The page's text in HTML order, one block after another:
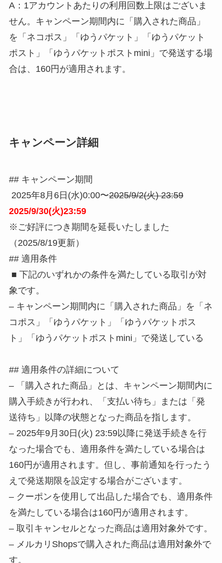
A：1アカウントあたりの利用回数上限はございま
せん。キャンペーン期間内に「購入された商品」
を「ネコポス」「ゆうパケット」「ゆうパケット
ポスト」「ゆうパケットポストmini」で発送する場
合は、160円が適用されます。
キャンペーン詳細
## キャンペーン期間
2025年8月6日(水)0:00〜2025/9/2(火) 23:59
2025/9/30(火)23:59
※ご好評につき期間を延長いたしました
（2025/8/19更新）
## 適用条件
■ 下記のいずれかの条件を満たしている取引が対
象です。
– キャンペーン期間内に「購入された商品」を「ネ
コポス」「ゆうパケット」「ゆうパケットポス
ト」「ゆうパケットポストmini」で発送している
## 適用条件の詳細について
– 「購入された商品」とは、キャンペーン期間内に
購入手続きが行われ、「支払い待ち」または「発
送待ち」以降の状態となった商品を指します。
– 2025年9月30日(火) 23:59以降に発送手続きを行
なった場合でも、適用条件を満たしている場合は
160円が適用されます。但し、事前通知を行ったう
えで発送期限を設定する場合がございます。
– クーポンを使用して出品した場合でも、適用条件
を満たしている場合は160円が適用されます。
– 取引キャンセルとなった商品は適用対象外です。
– メルカリShopsで購入された商品は適用対象外で
す。